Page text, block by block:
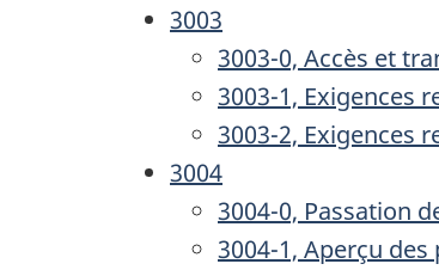
3003
3003-0, Accès et
3003-1, Exigences
3003-2, Exigences
3004
3004-0, Passation
3004-1, Aperçu